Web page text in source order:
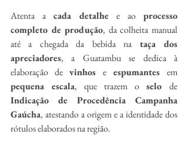
Atenta a cada detalhe e ao processo
completo de produção, da colheita manual
até a chegada da bebida na taça dos
apreciadores, a Guatambu se dedica à
elaboração de vinhos e espumantes em
pequena escala, que trazem o selo
Indicação de Procedência Campanha
Gaúcha, atestando a origem e a identidade dos
rótulos elaborados na região.